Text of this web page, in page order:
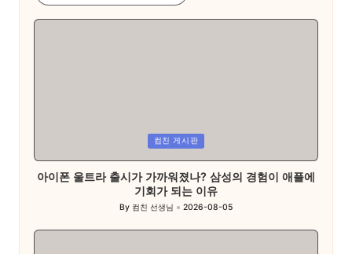
컴친 게시판
아이폰 울트라 출시가 가까워졌나? 삼성의 경험이 애플에
기회가 되는 이유
Posted
By 컴친 선생님 2026-08-05